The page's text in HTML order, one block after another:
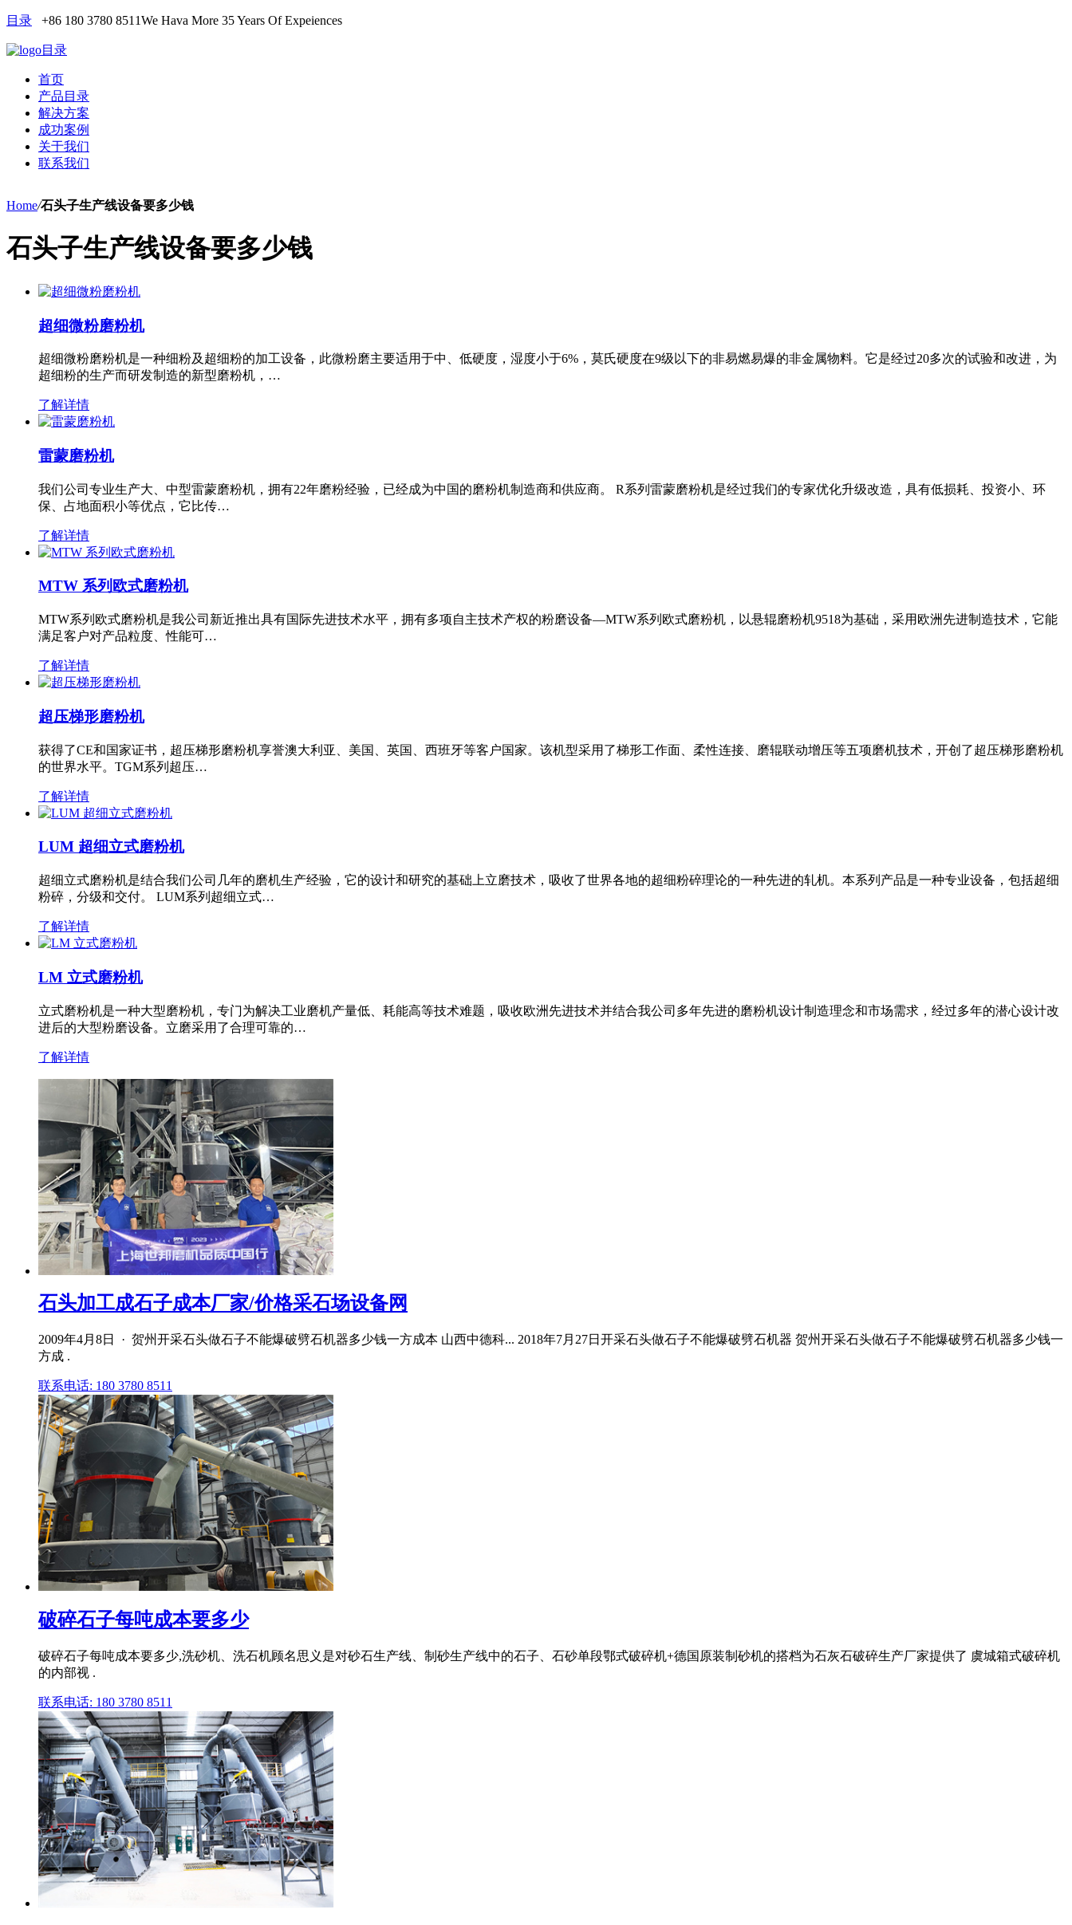
目录 +86 180 3780 8511We Hava More 35 Years Of Expeiences
目录
首页
产品目录
解决方案
成功案例
关于我们
联系我们
Home/石头子生产线设备要多少钱
石头子生产线设备要多少钱
超细微粉磨粉机
超细微粉磨粉机是一种细粉及超细粉的加工设备，此微粉磨主要适用于中、低硬度，湿度小于6%，莫氏硬度在9级以下的非易燃易爆的非金属物料。它是经过20多次的试验和改进，为
超细粉的生产而研发制造的新型磨粉机，…
了解详情
雷蒙磨粉机
我们公司专业生产大、中型雷蒙磨粉机，拥有22年磨粉经验，已经成为中国的磨粉机制造商和供应商。 R系列雷蒙磨粉机是经过我们的专家优化升级改造，具有低损耗、投资小、环
保、占地面积小等优点，它比传…
了解详情
MTW 系列欧式磨粉机
MTW系列欧式磨粉机是我公司新近推出具有国际先进技术水平，拥有多项自主技术产权的粉磨设备—MTW系列欧式磨粉机，以悬辊磨粉机9518为基础，采用欧洲先进制造技术，它能
满足客户对产品粒度、性能可…
了解详情
超压梯形磨粉机
获得了CE和国家证书，超压梯形磨粉机享誉澳大利亚、美国、英国、西班牙等客户国家。该机型采用了梯形工作面、柔性连接、磨辊联动增压等五项磨机技术，开创了超压梯形磨粉机
的世界水平。TGM系列超压…
了解详情
LUM 超细立式磨粉机
超细立式磨粉机是结合我们公司几年的磨机生产经验，它的设计和研究的基础上立磨技术，吸收了世界各地的超细粉碎理论的一种先进的轧机。本系列产品是一种专业设备，包括超细
粉碎，分级和交付。 LUM系列超细立式…
了解详情
LM 立式磨粉机
立式磨粉机是一种大型磨粉机，专门为解决工业磨机产量低、耗能高等技术难题，吸收欧洲先进技术并结合我公司多年先进的磨粉机设计制造理念和市场需求，经过多年的潜心设计改
进后的大型粉磨设备。立磨采用了合理可靠的…
了解详情
石头加工成石子成本厂家/价格采石场设备网
2009年4月8日 · 贺州开采石头做石子不能爆破劈石机器多少钱一方成本 山西中德科... 2018年7月27日开采石头做石子不能爆破劈石机器 贺州开采石头做石子不能爆破劈石机器多少钱一
方成 .
联系电话: 180 3780 8511
破碎石子每吨成本要多少
破碎石子每吨成本要多少,洗砂机、洗石机顾名思义是对砂石生产线、制砂生产线中的石子、石砂单段鄂式破碎机+德国原装制砂机的搭档为石灰石破碎生产厂家提供了 虞城箱式破碎机
的内部视 .
联系电话: 180 3780 8511